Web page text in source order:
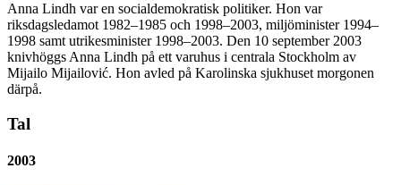
Anna Lindh var en socialdemokratisk politiker. Hon var
riksdagsledamot 1982–1985 och 1998–2003, miljöminister 1994–
1998 samt utrikesminister 1998–2003. Den 10 september 2003
knivhöggs Anna Lindh på ett varuhus i centrala Stockholm av
Mijailo Mijailović. Hon avled på Karolinska sjukhuset morgonen
därpå.
Tal
2003